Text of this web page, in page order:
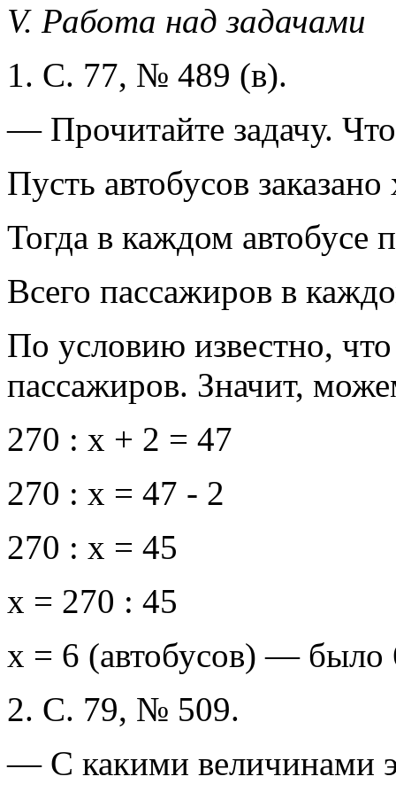
V. Работа над задачами
1. С. 77, № 489 (в).
— Прочитайте задачу.
Пусть автобусов заказано
Тогда в каждом автобусе
Всего пассажиров в
По условию известно,
пассажиров. Значит,
270 : х + 2 = 47
270 : х = 47 - 2
270 : х = 45
х = 270 : 45
х = 6 (автобусов) — было
2. С. 79, № 509.
— С какими величинами